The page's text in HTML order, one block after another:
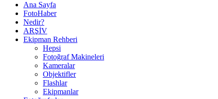
Ana Sayfa
FotoHaber
Nedir?
ARŞİV
Ekipman Rehberi
Hepsi
Fotoğraf Makineleri
Kameralar
Objektifler
Flashlar
Ekipmanlar